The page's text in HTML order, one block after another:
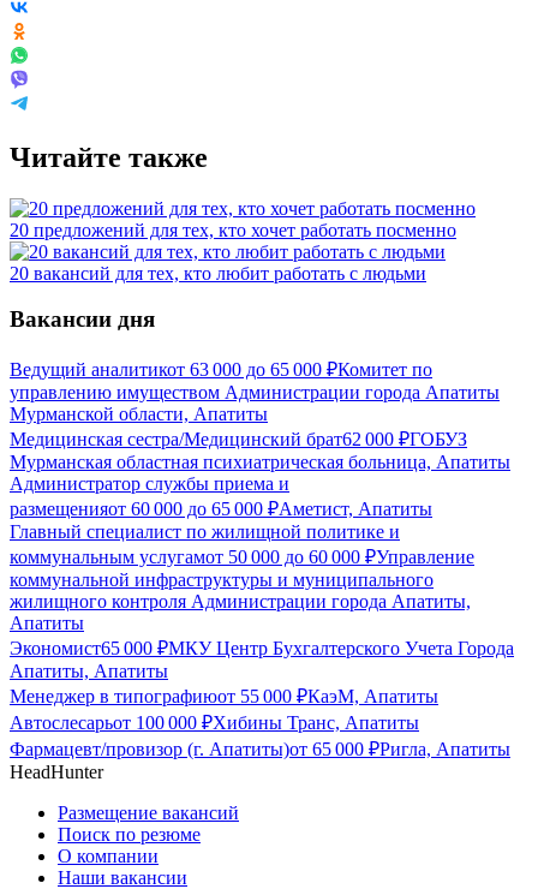
Читайте также
20 предложений для тех, кто хочет работать посменно
20 вакансий для тех, кто любит работать с людьми
Вакансии дня
Ведущий аналитикот 63 000 до 65 000 ₽Комитет по
управлению имуществом Администрации города Апатиты
Мурманской области, Апатиты
Медицинская сестра/Медицинский брат62 000 ₽ГОБУЗ
Мурманская областная психиатрическая больница, Апатиты
Администратор службы приема и
размещенияот 60 000 до 65 000 ₽Аметист, Апатиты
Главный специалист по жилищной политике и
коммунальным услугамот 50 000 до 60 000 ₽Управление
коммунальной инфраструктуры и муниципального
жилищного контроля Администрации города Апатиты,
Апатиты
Экономист65 000 ₽МКУ Центр Бухгалтерского Учета Города
Апатиты, Апатиты
Менеджер в типографиюот 55 000 ₽КаэМ, Апатиты
Автослесарьот 100 000 ₽Хибины Транс, Апатиты
Фармацевт/провизор (г. Апатиты)от 65 000 ₽Ригла, Апатиты
HeadHunter
Размещение вакансий
Поиск по резюме
О компании
Наши вакансии